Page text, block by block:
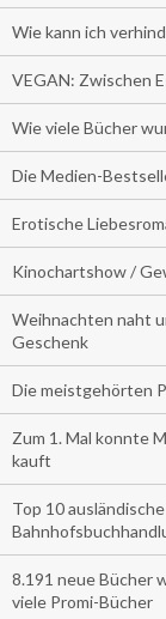
Wie kann ich
VEGAN: Zwischen
Wie viele Bücher
Die Medien-
Erotische
Kinochartshow /
Weihnachten naht
Geschenk
Die meistgehörten
Zum 1. Mal konnte
kauft
Top 10
8.191 neue Bücher
viele Promi-Bücher